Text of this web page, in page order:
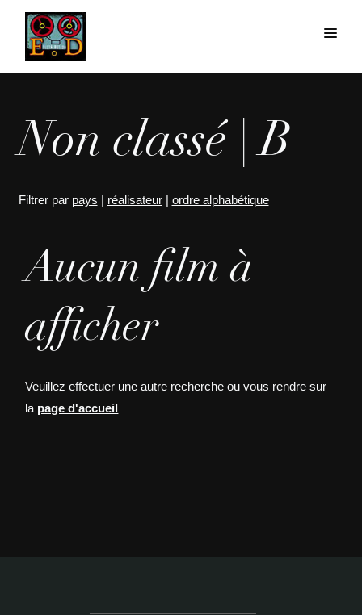
Non classé | B
Filtrer par pays | réalisateur| ordre alphabétique
Aucun film à
afficher
Veuillez effectuer une autre recherche ou vous rendre sur
la page d'accueil